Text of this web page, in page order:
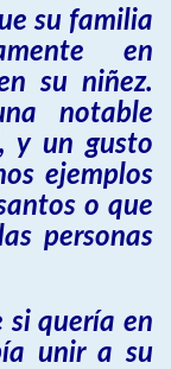
su familia
en
su niñez.
notable
y un gusto
ejemplos
o que
personas
si quería en
unir a su